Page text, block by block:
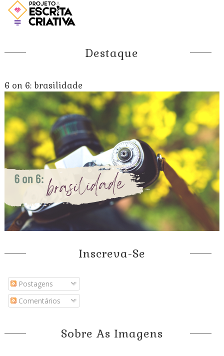
Destaque
6 on 6: brasilidade
Inscreva-Se
Postagens
Comentários
Sobre As Imagens